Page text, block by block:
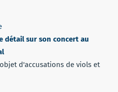
détail sur son concert au
d'accusations de viols et